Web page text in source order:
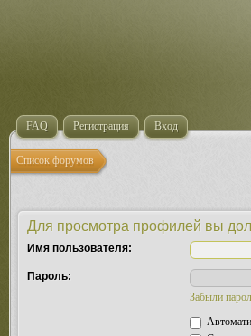
FAQ Регистрация Вход
Список форумов
Для просмотра профилей вы
Имя пользователя:
Пароль:
Забыли